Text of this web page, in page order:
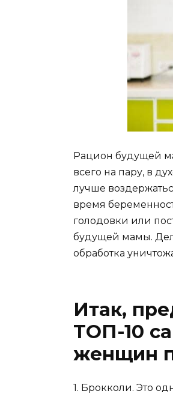
Рацион будущей
всего на пару, в
лучше
время
голодовки или
будущей мамы.
обработка
Итак,
ТОП-10
женщин
1. Брокколи. Это